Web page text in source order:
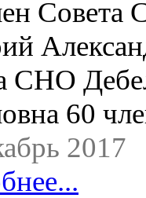
Совета
СНО
60
2017